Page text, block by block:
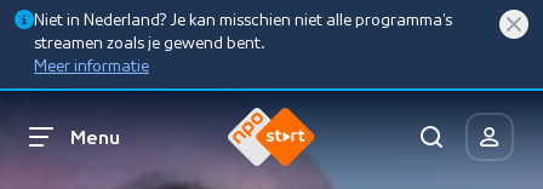
Niet in Nederland? Je kan misschien niet alle programma’s
streamen zoals je gewend bent.
Meer informatie
Menu